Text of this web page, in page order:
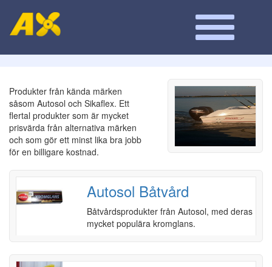
Produkter från kända märken
såsom Autosol och Sikaflex. Ett
flertal produkter som är mycket
prisvärda från alternativa märken
och som gör ett minst lika bra jobb
för en billigare kostnad.
Autosol Båtvård
Båtvårdsprodukter från Autosol, med deras
mycket populära kromglans.